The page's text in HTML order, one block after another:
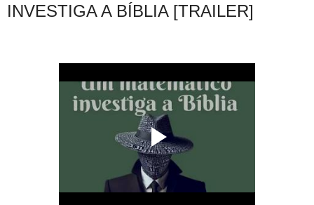
INVESTIGA A BÍBLIA [TRAILER]